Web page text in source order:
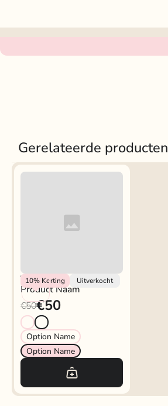
Gerelateerde producten
10% Korting Uitverkocht
Vendor
Product Naam
€50€50
Option Name
Option Name